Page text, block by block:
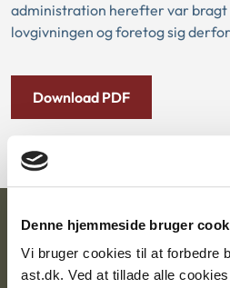
Denne hjemmeside bruger
Vi bruger cookies til at forbedre
ast.dk. Ved at tillade alle
administration herefter var bragt
lovgivningen og foretog sig
Download PDF
Ankestyrelsen
Postadresse: